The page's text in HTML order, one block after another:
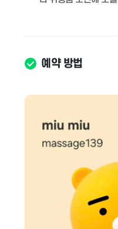
예약 방법